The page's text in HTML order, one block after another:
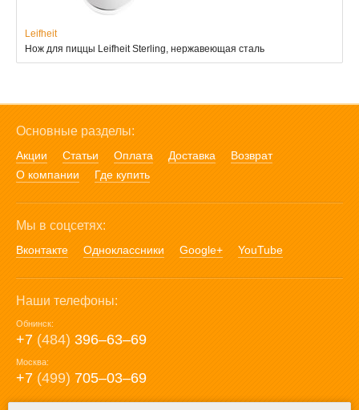
Leifheit
Нож для пиццы Leifheit Sterling, нержавеющая сталь
Основные разделы:
Акции Статьи Оплата Доставка
Возврат
О компании
Где купить
Мы в соцсетях:
Вконтакте Одноклассники Google+ YouTube
Наши телефоны:
Обнинск:
+7 (484) 396‒63‒69
Москва:
+7 (499) 705‒03‒69